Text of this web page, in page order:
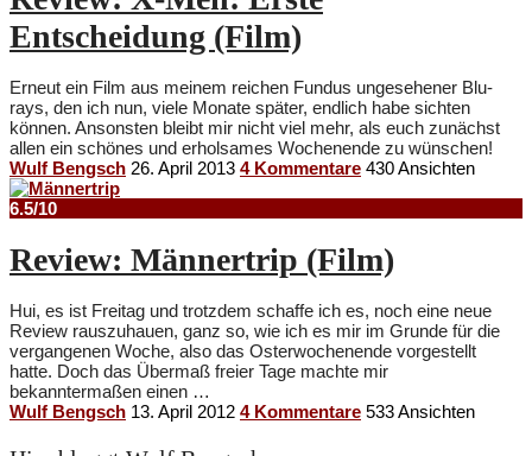
Entscheidung (Film)
Erneut ein Film aus meinem reichen Fundus ungesehener Blu-
rays, den ich nun, viele Monate später, endlich habe sichten
können. Ansonsten bleibt mir nicht viel mehr, als euch zunächst
allen ein schönes und erholsames Wochenende zu wünschen!
Wulf Bengsch 26. April 2013 4 Kommentare 430 Ansichten
6.5/10
Review: Männertrip (Film)
Hui, es ist Freitag und trotzdem schaffe ich es, noch eine neue
Review rauszuhauen, ganz so, wie ich es mir im Grunde für die
vergangenen Woche, also das Osterwochenende vorgestellt
hatte. Doch das Übermaß freier Tage machte mir
bekanntermaßen einen …
Wulf Bengsch 13. April 2012 4 Kommentare 533 Ansichten